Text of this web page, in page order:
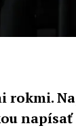
rokmi.